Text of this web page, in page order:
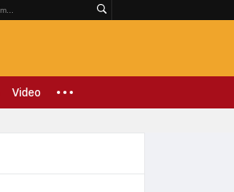
Video